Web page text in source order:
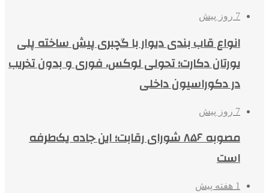
7 روز پیش
انواع قاب بندی دیوار با گچبری پیش ساخته پلی
یورتان دکارت؛ تحولی لوکس، فوری و بدون تخریب
در دکوراسیون داخلی
7 روز پیش
مصوبه ۸۵۶ شورای رقابت؛ این جاده یک‌طرفه
است
1 هفته پیش